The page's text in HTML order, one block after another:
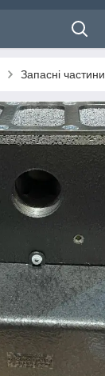
Запасні частини